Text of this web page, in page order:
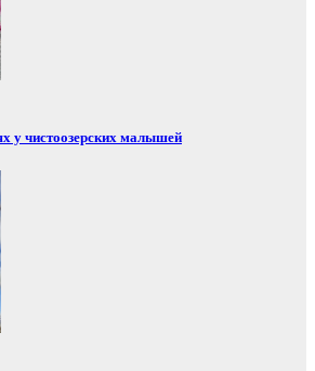
у чистоозерских малышей